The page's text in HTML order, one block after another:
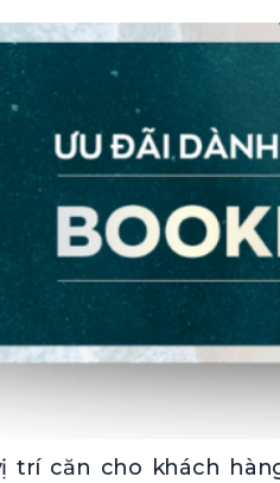
trí căn cho khách